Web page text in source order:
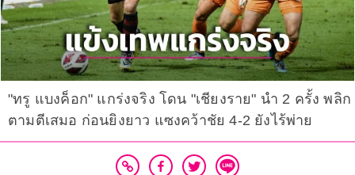
"ทรู แบงค็อก" แกร่งจริง โดน "เชียงราย" นำ 2 ครั้ง พลิก
ตามตีเสมอ ก่อนยิงยาว แซงคว้าชัย 4-2 ยังไร้พ่าย